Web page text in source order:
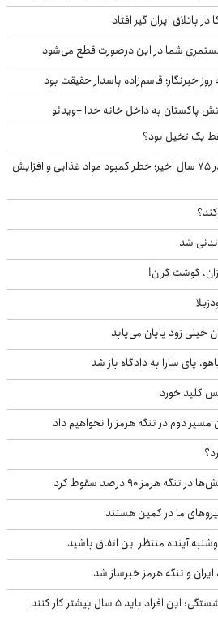
باتلاق ایران گیر افتاد
شما در این درصورت قطع می‌شود
روز خبرنگار؛ قاسم‌زاده پاسدار حقیقت بود
پاکستان به داخل خانه خدا +ویدئو
قوی‌ترین الگوی آب و هوایی در ۷۵ سال اخیر؛ خطر کمبود مواد غذایی و افزایش
شد
گوشت گران!
زود پایان می‌یابد
پای سارا به دادگاه باز شد
کلید خورد
دوم در تنگه هرمز را نخواهیم داد
هرمز ۹۰ درصد سقوط کرد
ما در کمین هستند
آینده منتظر این اتفاق باشید
و تنگه هرمز خبرساز شد
باید ۵ سال بیشتر کار کنند